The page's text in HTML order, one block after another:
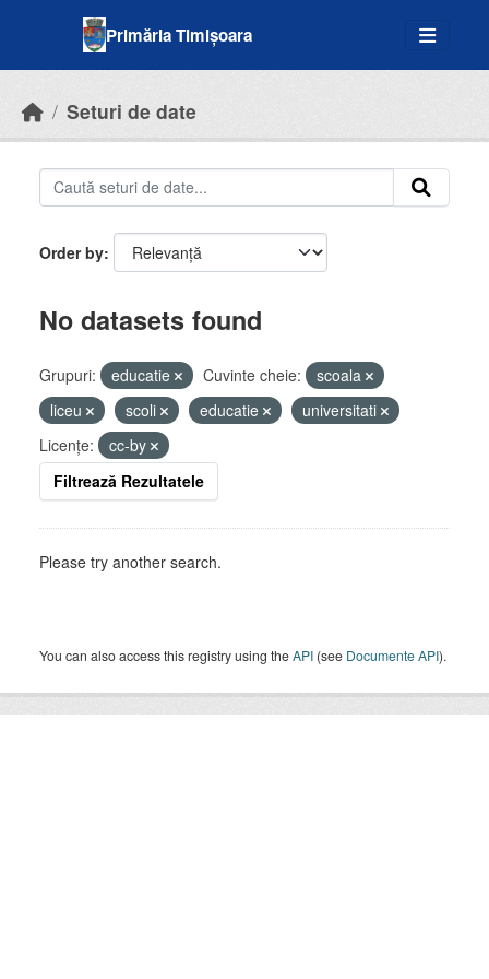
Primăria Timișoara
Seturi de date
Order by
No datasets found
Grupuri: educatie Cuvinte cheie:
scoala
liceu
scoli educatie
universitati
Licenţe:
cc-by
Filtrează Rezultatele
Please try another search.
You can also access this registry using theAPI (see Documente API).